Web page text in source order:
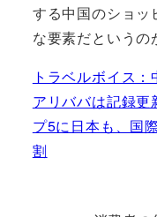
する中国のショ
な要素だというの
トラベルボイス：
アリババは記録
プ5に日本も、国
割